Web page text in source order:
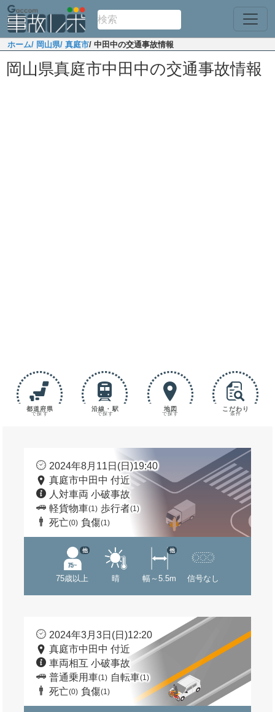
ホーム/ 岡山県/ 真庭市/ 中田中の交通事故情報
岡山県真庭市中田中の交通事故情報
都道府県
で探す
沿線・駅
で探す
地図
で探す
こだわり
条件
2024年8月11日(日)19:40
真庭市中田中 付近
人対車両 小破事故
軽貨物車(1) 歩行者(1)
死亡(0) 負傷(1)
75歳以上
他
晴 幅～5.5m
他
信号なし
2024年3月3日(日)12:20
真庭市中田中 付近
車両相互 小破事故
普通乗用車(1) 自転車(1)
死亡(0) 負傷(1)